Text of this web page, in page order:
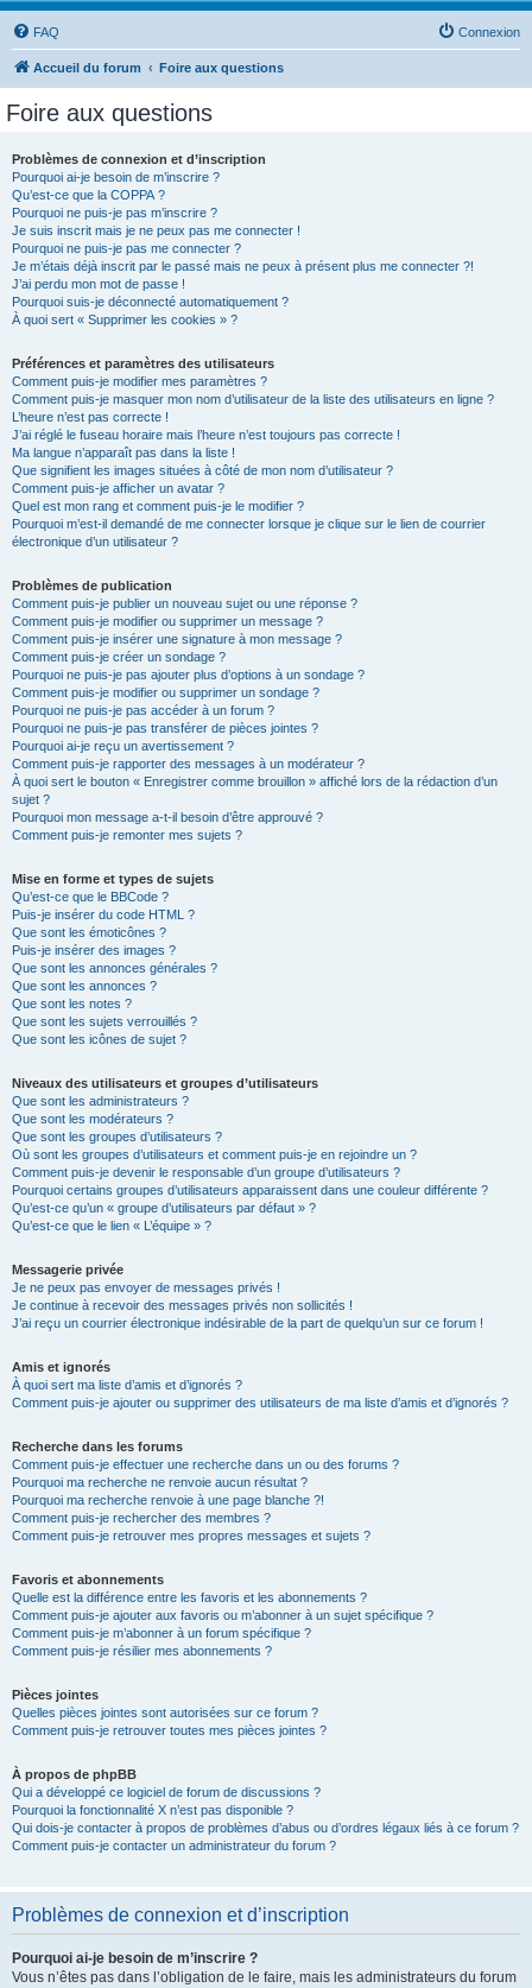
FAQ Connexion
Accueil du forum Foire aux questions
Foire aux questions
Problèmes de connexion et d’inscription
Pourquoi ai-je besoin de m’inscrire ?
Qu’est-ce que la COPPA ?
Pourquoi ne puis-je pas m’inscrire ?
Je suis inscrit mais je ne peux pas me connecter !
Pourquoi ne puis-je pas me connecter ?
Je m’étais déjà inscrit par le passé mais ne peux à présent plus me connecter ?!
J’ai perdu mon mot de passe !
Pourquoi suis-je déconnecté automatiquement ?
À quoi sert « Supprimer les cookies » ?
Préférences et paramètres des utilisateurs
Comment puis-je modifier mes paramètres ?
Comment puis-je masquer mon nom d’utilisateur de la liste des utilisateurs en ligne ?
L’heure n’est pas correcte !
J’ai réglé le fuseau horaire mais l’heure n’est toujours pas correcte !
Ma langue n’apparaît pas dans la liste !
Que signifient les images situées à côté de mon nom d’utilisateur ?
Comment puis-je afficher un avatar ?
Quel est mon rang et comment puis-je le modifier ?
Pourquoi m’est-il demandé de me connecter lorsque je clique sur le lien de courrier
électronique d’un utilisateur ?
Problèmes de publication
Comment puis-je publier un nouveau sujet ou une réponse ?
Comment puis-je modifier ou supprimer un message ?
Comment puis-je insérer une signature à mon message ?
Comment puis-je créer un sondage ?
Pourquoi ne puis-je pas ajouter plus d’options à un sondage ?
Comment puis-je modifier ou supprimer un sondage ?
Pourquoi ne puis-je pas accéder à un forum ?
Pourquoi ne puis-je pas transférer de pièces jointes ?
Pourquoi ai-je reçu un avertissement ?
Comment puis-je rapporter des messages à un modérateur ?
À quoi sert le bouton « Enregistrer comme brouillon » affiché lors de la rédaction d’un
sujet ?
Pourquoi mon message a-t-il besoin d’être approuvé ?
Comment puis-je remonter mes sujets ?
Mise en forme et types de sujets
Qu’est-ce que le BBCode ?
Puis-je insérer du code HTML ?
Que sont les émoticônes ?
Puis-je insérer des images ?
Que sont les annonces générales ?
Que sont les annonces ?
Que sont les notes ?
Que sont les sujets verrouillés ?
Que sont les icônes de sujet ?
Niveaux des utilisateurs et groupes d’utilisateurs
Que sont les administrateurs ?
Que sont les modérateurs ?
Que sont les groupes d’utilisateurs ?
Où sont les groupes d’utilisateurs et comment puis-je en rejoindre un ?
Comment puis-je devenir le responsable d’un groupe d’utilisateurs ?
Pourquoi certains groupes d’utilisateurs apparaissent dans une couleur différente ?
Qu’est-ce qu’un « groupe d’utilisateurs par défaut » ?
Qu’est-ce que le lien « L’équipe » ?
Messagerie privée
Je ne peux pas envoyer de messages privés !
Je continue à recevoir des messages privés non sollicités !
J’ai reçu un courrier électronique indésirable de la part de quelqu’un sur ce forum !
Amis et ignorés
À quoi sert ma liste d’amis et d’ignorés ?
Comment puis-je ajouter ou supprimer des utilisateurs de ma liste d’amis et d’ignorés ?
Recherche dans les forums
Comment puis-je effectuer une recherche dans un ou des forums ?
Pourquoi ma recherche ne renvoie aucun résultat ?
Pourquoi ma recherche renvoie à une page blanche ?!
Comment puis-je rechercher des membres ?
Comment puis-je retrouver mes propres messages et sujets ?
Favoris et abonnements
Quelle est la différence entre les favoris et les abonnements ?
Comment puis-je ajouter aux favoris ou m’abonner à un sujet spécifique ?
Comment puis-je m’abonner à un forum spécifique ?
Comment puis-je résilier mes abonnements ?
Pièces jointes
Quelles pièces jointes sont autorisées sur ce forum ?
Comment puis-je retrouver toutes mes pièces jointes ?
À propos de phpBB
Qui a développé ce logiciel de forum de discussions ?
Pourquoi la fonctionnalité X n’est pas disponible ?
Qui dois-je contacter à propos de problèmes d’abus ou d’ordres légaux liés à ce forum ?
Comment puis-je contacter un administrateur du forum ?
Problèmes de connexion et d’inscription
Pourquoi ai-je besoin de m’inscrire ?
Vous n’êtes pas dans l’obligation de le faire, mais les administrateurs du forum